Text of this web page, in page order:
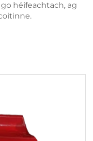
héifeachtach, ag